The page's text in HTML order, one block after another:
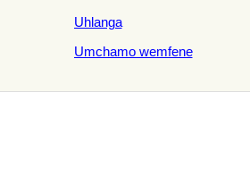
Uhlanga
Umchamo wemfene